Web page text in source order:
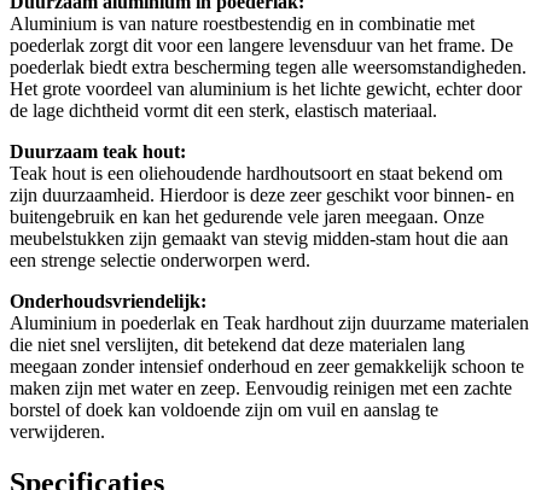
Aluminium is van nature roestbestendig en in combinatie met
poederlak zorgt dit voor een langere levensduur van het frame. De
poederlak biedt extra bescherming tegen alle weersomstandigheden.
Het grote voordeel van aluminium is het lichte gewicht, echter door
de lage dichtheid vormt dit een sterk, elastisch materiaal.
Duurzaam teak hout:
Teak hout is een oliehoudende hardhoutsoort en staat bekend om
zijn duurzaamheid. Hierdoor is deze zeer geschikt voor binnen- en
buitengebruik en kan het gedurende vele jaren meegaan. Onze
meubelstukken zijn gemaakt van stevig midden-stam hout die aan
een strenge selectie onderworpen werd.
Onderhoudsvriendelijk:
Aluminium in poederlak en Teak hardhout zijn duurzame materialen
die niet snel verslijten, dit betekend dat deze materialen lang
meegaan zonder intensief onderhoud en zeer gemakkelijk schoon te
maken zijn met water en zeep. Eenvoudig reinigen met een zachte
borstel of doek kan voldoende zijn om vuil en aanslag te
verwijderen.
Specificaties